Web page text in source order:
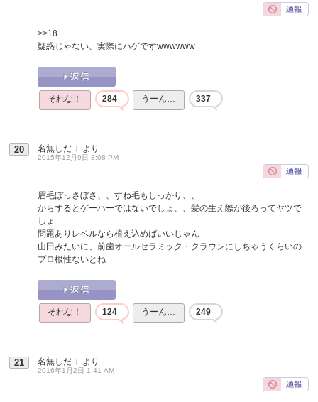
>>18
疑惑じゃない、実際にハゲですwwwwww
それな！ 284 うーん… 337
20 名無しだＪ より
2015年12月9日 3:08 PM
眉毛ぼっさぼさ、、すね毛もしっかり、、
からするとゲーハーではないでしょ、、髪の生え際が後ろってヤツで
しょ
問題ありレベルなら植え込めばいいじゃん
山田みたいに、前歯オールセラミック・クラウンにしちゃうくらいの
プロ根性ないとね
それな！ 124 うーん… 249
21 名無しだＪ より
2016年1月2日 1:41 AM